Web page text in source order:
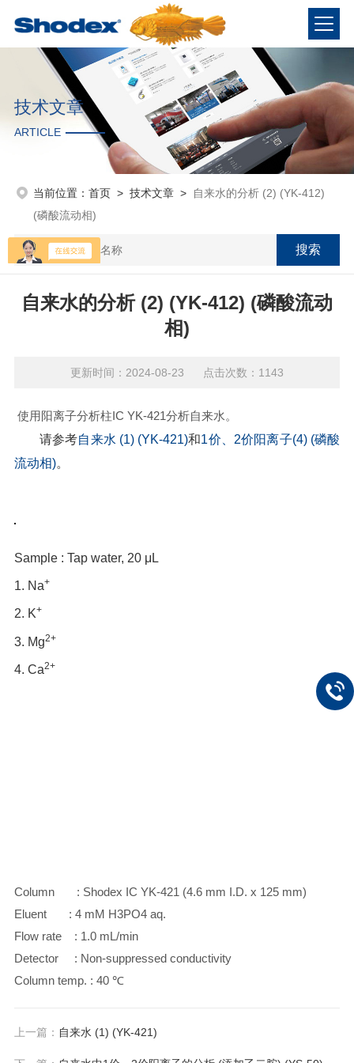
技术文章
ARTICLE
当前位置： 首页> 技术文章>
自来水的分析 (2) (YK-412)
(磷酸流动相)
自来水的分析 (2) (YK-412) (磷酸流动
相)
更新时间：2024-08-23 点击次数：1143
使用阳离子分析柱IC YK-421分析自来水。
请参考自来水 (1) (YK-421)和1价、2价阳离子(4) (磷酸
流动相)。
Sample : Tap water, 20 μL
1. Na+
2. K+
3. Mg2+
4. Ca2+
Column : Shodex IC YK-421 (4.6 mm I.D. x 125 mm)
Eluent : 4 mM H3PO4 aq.
Flow rate : 1.0 mL/min
Detector : Non-suppressed conductivity
Column temp. : 40 ℃
上一篇： 自来水 (1) (YK-421)